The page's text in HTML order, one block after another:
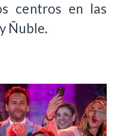
centros en las
Ñuble.